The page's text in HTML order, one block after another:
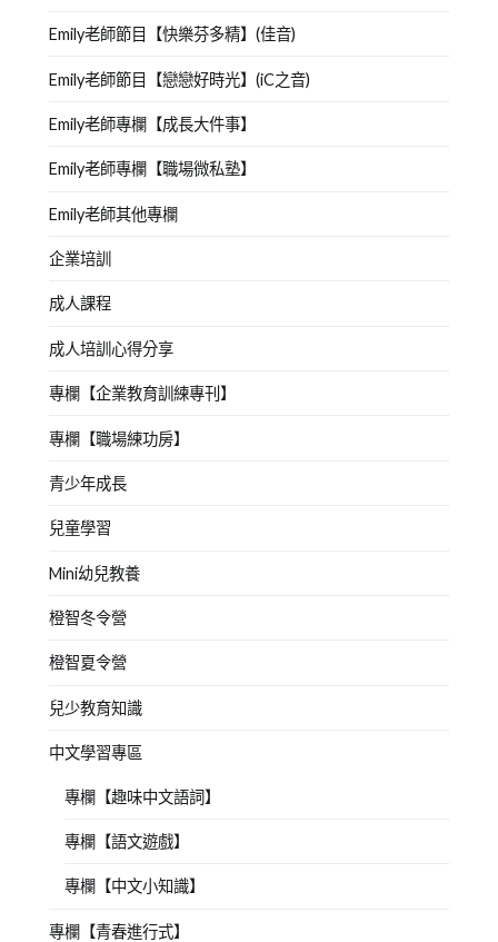
Emily老師節目【快樂芬多精】(佳音)
Emily老師節目【戀戀好時光】(iC之音)
Emily老師專欄【成長大件事】
Emily老師專欄【職場微私塾】
Emily老師其他專欄
企業培訓
成人課程
成人培訓心得分享
專欄【企業教育訓練專刊】
專欄【職場練功房】
青少年成長
兒童學習
Mini幼兒教養
橙智冬令營
橙智夏令營
兒少教育知識
中文學習專區
專欄【趣味中文語詞】
專欄【語文遊戲】
專欄【中文小知識】
專欄【青春進行式】